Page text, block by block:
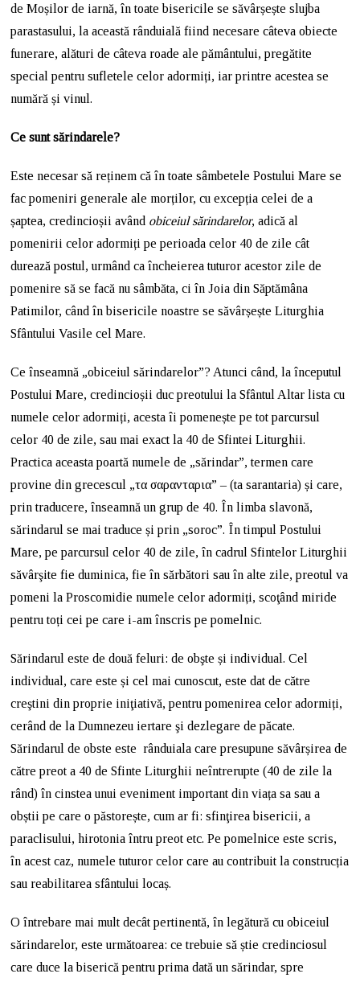
de Moșilor de iarnă, în toate bisericile se săvârșește slujba
parastasului, la această rânduială fiind necesare câteva obiecte
funerare, alături de câteva roade ale pământului, pregătite
special pentru sufletele celor adormiți, iar printre acestea se
numără și vinul.
Ce sunt sărindarele?
Este necesar să reținem că în toate sâmbetele Postului Mare se
fac pomeniri generale ale morților, cu excepția celei de a
șaptea, credincioșii având obiceiul sărindarelor, adică al
pomenirii celor adormiți pe perioada celor 40 de zile cât
durează postul, urmând ca încheierea tuturor acestor zile de
pomenire să se facă nu sâmbăta, ci în Joia din Săptămâna
Patimilor, când în bisericile noastre se săvârșește Liturghia
Sfântului Vasile cel Mare.
Ce înseamnă „obiceiul sărindarelor”? Atunci când, la începutul
Postului Mare, credincioșii duc preotului la Sfântul Altar lista cu
numele celor adormiți, acesta îi pomenește pe tot parcursul
celor 40 de zile, sau mai exact la 40 de Sfintei Liturghii.
Practica aceasta poartă numele de „sărindar”, termen care
provine din grecescul „τα σαρανταρια” – (ta sarantaria) și care,
prin traducere, înseamnă un grup de 40. În limba slavonă,
sărindarul se mai traduce și prin „soroc”. În timpul Postului
Mare, pe parcursul celor 40 de zile, în cadrul Sfintelor Liturghii
săvârşite fie duminica, fie în sărbători sau în alte zile, preotul va
pomeni la Proscomidie numele celor adormiți, scoţând miride
pentru toți cei pe care i-am înscris pe pomelnic.
Sărindarul este de două feluri: de obşte și individual. Cel
individual, care este și cel mai cunoscut, este dat de către
creştini din proprie iniţiativă, pentru pomenirea celor adormiți,
cerând de la Dumnezeu iertare şi dezlegare de păcate.
Sărindarul de obste este rânduiala care presupune săvârșirea de
către preot a 40 de Sfinte Liturghii neîntrerupte (40 de zile la
rând) în cinstea unui eveniment important din viața sa sau a
obștii pe care o păstorește, cum ar fi: sfinţirea bisericii, a
paraclisului, hirotonia întru preot etc. Pe pomelnice este scris,
în acest caz, numele tuturor celor care au contribuit la construcția
sau reabilitarea sfântului locaș.
O întrebare mai mult decât pertinentă, în legătură cu obiceiul
sărindarelor, este următoarea: ce trebuie să știe credinciosul
care duce la biserică pentru prima dată un sărindar, spre